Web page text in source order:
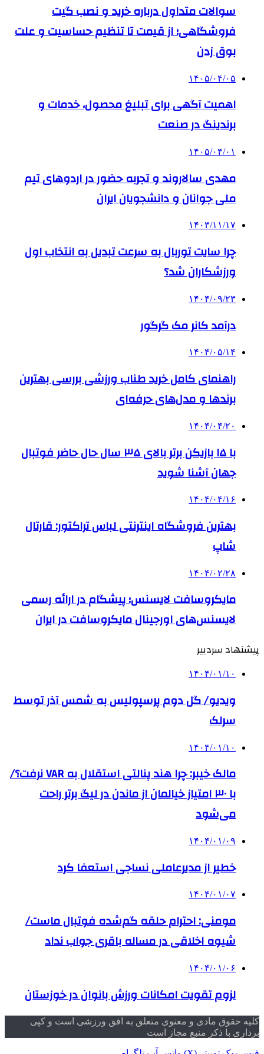
سوالات متداول درباره خرید و نصب گیت
فروشگاهی؛ از قیمت تا تنظیم حساسیت و علت
بوق زدن
۱۴۰۵/۰۴/۰۵
اهمیت آگهی برای تبلیغ محصول، خدمات و
برندینگ در صنعت
۱۴۰۵/۰۴/۰۱
مهدی سالاروند و تجربه حضور در اردوهای تیم
ملی جوانان و دانشجویان ایران
۱۴۰۳/۱۱/۱۷
چرا سایت توربال به ‌سرعت تبدیل به انتخاب اول
ورزشکاران شد؟
۱۴۰۴/۰۹/۲۳
درآمد کانر مک گرگور
۱۴۰۴/۰۵/۱۴
راهنمای کامل خرید طناب ورزشی بررسی بهترین
برندها و مدل‌های حرفه‌ای
۱۴۰۴/۰۴/۲۰
با ۱۵ بازیکن برتر بالای ۳۵ سال حال حاضر فوتبال
جهان آشنا شوید
۱۴۰۴/۰۴/۱۶
بهترین فروشگاه اینترنتی لباس تراکتور: قارتال
شاپ
۱۴۰۴/۰۲/۲۸
مایکروسافت لایسنس؛ پیشگام در ارائه رسمی
لایسنس‌های اورجینال مایکروسافت در ایران
پیشنهاد سردبیر
۱۴۰۴/۰۱/۱۰
ویدیو/ گل دوم پرسپولیس به شمس آذر توسط
سرلک
۱۴۰۴/۰۱/۱۰
مالک خیبر: چرا هند پنالتی استقلال به VAR نرفت؟/
با ۳۰ امتیاز خیالمان از ماندن در لیگ برتر راحت
می‌شود
۱۴۰۴/۰۱/۰۹
خطیر از مدیرعاملی نساجی استعفا کرد
۱۴۰۴/۰۱/۰۷
مومنی: احترام حلقه گم‌شده فوتبال ماست/
شیوه اخلاقی در مساله باقری جواب نداد
۱۴۰۴/۰۱/۰۶
لزوم تقویت امکانات ورزش بانوان در خوزستان
کلیه حقوق مادی و معنوی متعلق به افق ورزشی است و کپی
برداری با ذکر منبع مجاز است